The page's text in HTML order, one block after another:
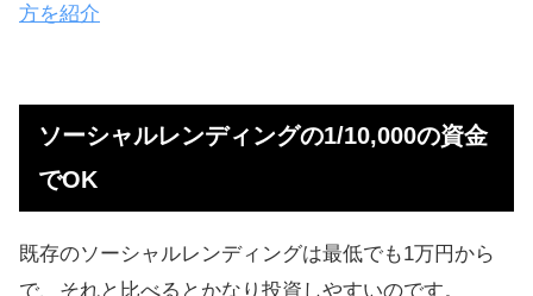
方を紹介
ソーシャルレンディングの1/10,000の資金
でOK
既存のソーシャルレンディングは最低でも1万円から
で、それと比べるとかなり投資しやすいのです。